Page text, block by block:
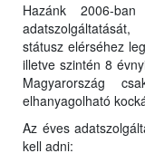
Hazánk 2006-
státusz elérséhez
illetve szintén 8
Magyarország
elhanyagolható
Az éves
kell adni: